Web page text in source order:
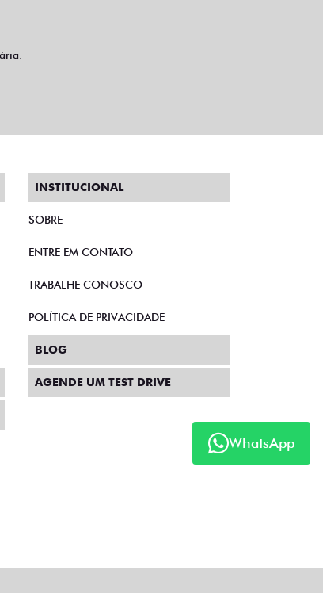
WhatsApp
INSTITUCIONAL
SOBRE
ENTRE EM CONTATO
TRABALHE CONOSCO
POLÍTICA DE PRIVACIDADE
BLOG
AGENDE UM TEST DRIVE